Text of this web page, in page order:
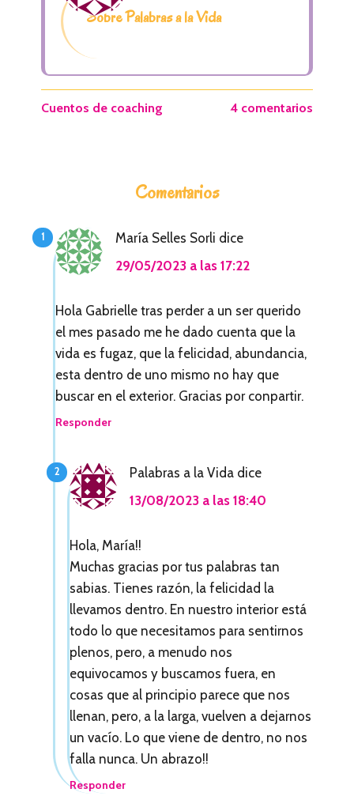
Sobre Palabras a la Vida
Cuentos de coaching 4 comentarios
Comentarios
María Selles Sorli dice
29/05/2023 a las 17:22
Hola Gabrielle tras perder a un ser querido
el mes pasado me he dado cuenta que la
vida es fugaz, que la felicidad, abundancia,
esta dentro de uno mismo no hay que
buscar en el exterior. Gracias por conpartir.
Responder
Palabras a la Vida dice
13/08/2023 a las 18:40
Hola, María!!
Muchas gracias por tus palabras tan
sabias. Tienes razón, la felicidad la
llevamos dentro. En nuestro interior está
todo lo que necesitamos para sentirnos
plenos, pero, a menudo nos
equivocamos y buscamos fuera, en
cosas que al principio parece que nos
llenan, pero, a la larga, vuelven a dejarnos
un vacío. Lo que viene de dentro, no nos
falla nunca. Un abrazo!!
Responder